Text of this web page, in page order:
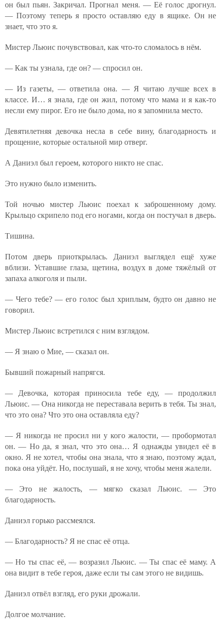
он был пьян. Закричал. Прогнал меня. — Её голос дрогнул.
— Поэтому теперь я просто оставляю еду в ящике. Он не
знает, что это я.
Мистер Льюис почувствовал, как что-то сломалось в нём.
— Как ты узнала, где он? — спросил он.
— Из газеты, — ответила она. — Я читаю лучше всех в
классе. И… я знала, где он жил, потому что мама и я как-то
несли ему пирог. Его не было дома, но я запомнила место.
Девятилетняя девочка несла в себе вину, благодарность и
прощение, которые остальной мир отверг.
А Даниэл был героем, которого никто не спас.
Это нужно было изменить.
Той ночью мистер Льюис поехал к заброшенному дому.
Крыльцо скрипело под его ногами, когда он постучал в дверь.
Тишина.
Потом дверь приоткрылась. Даниэл выглядел ещё хуже
вблизи. Уставшие глаза, щетина, воздух в доме тяжёлый от
запаха алкоголя и пыли.
— Чего тебе? — его голос был хриплым, будто он давно не
говорил.
Мистер Льюис встретился с ним взглядом.
— Я знаю о Мие, — сказал он.
Бывший пожарный напрягся.
— Девочка, которая приносила тебе еду, — продолжил
Льюис. — Она никогда не переставала верить в тебя. Ты знал,
что это она? Что это она оставляла еду?
— Я никогда не просил ни у кого жалости, — пробормотал
он. — Но да, я знал, что это она… Я однажды увидел её в
окно. Я не хотел, чтобы она знала, что я знаю, поэтому ждал,
пока она уйдёт. Но, послушай, я не хочу, чтобы меня жалели.
— Это не жалость, — мягко сказал Льюис. — Это
благодарность.
Даниэл горько рассмеялся.
— Благодарность? Я не спас её отца.
— Но ты спас её, — возразил Льюис. — Ты спас её маму. А
она видит в тебе героя, даже если ты сам этого не видишь.
Даниэл отвёл взгляд, его руки дрожали.
Долгое молчание.